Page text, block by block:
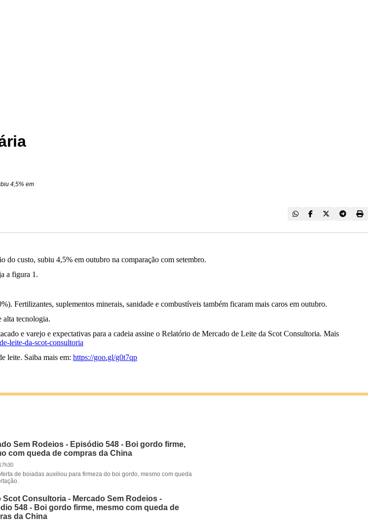
4,5% em
do custo, subiu 4,5% em outubro na comparação com setembro.
a figura 1.
Fertilizantes, suplementos minerais, sanidade e combustíveis também ficaram mais caros em outubro.
alta tecnologia.
e varejo e expectativas para a cadeia assine o Relatório de Mercado de Leite da Scot Consultoria. Mais
leite-da-scot-consultoria
leite. Saiba mais em: https://goo.gl/g0t7qp
Sem Rodeios - Episódio 548 - Boi gordo firme,
com queda de compras da China
de boiadas auxiliou para firmeza do boi gordo, mesmo com queda
Scot Consultoria - Mercado Sem Rodeios -
548 - Boi gordo firme, mesmo com queda de
da China